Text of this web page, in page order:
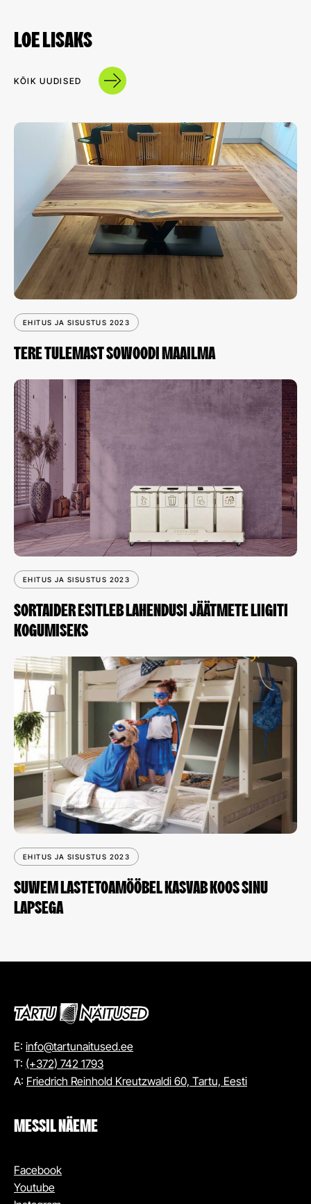
LOE LISAKS
KÕIK UUDISED
EHITUS JA SISUSTUS 2023
TERE TULEMAST SOWOODI MAAILMA
EHITUS JA SISUSTUS 2023
SORTAIDER ESITLEB LAHENDUSI JÄÄTMETE LIIGITI
KOGUMISEKS
EHITUS JA SISUSTUS 2023
SUWEM LASTETOAMÖÖBEL KASVAB KOOS SINU
LAPSEGA
E: info@tartunaitused.ee
T: (+372) 742 1793
A: Friedrich Reinhold Kreutzwaldi 60, Tartu, Eesti
MESSIL NÄEME
Facebook
Youtube